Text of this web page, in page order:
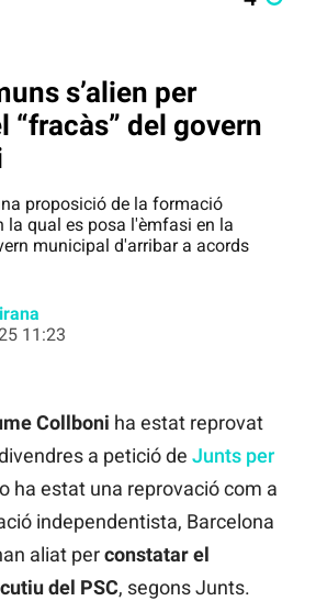
s’alien per
“fracàs” del govern
proposició de la formació
la qual es posa l'èmfasi en la
municipal d'arribar a acords
11:23
Collboni ha estat reprovat
a petició de Junts per
ha estat una reprovació com a
independentista, Barcelona
aliat perconstatar el
del PSC, segons Junts.